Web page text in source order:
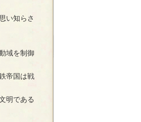
い知らさ
域を制御
帝国は戦
明である